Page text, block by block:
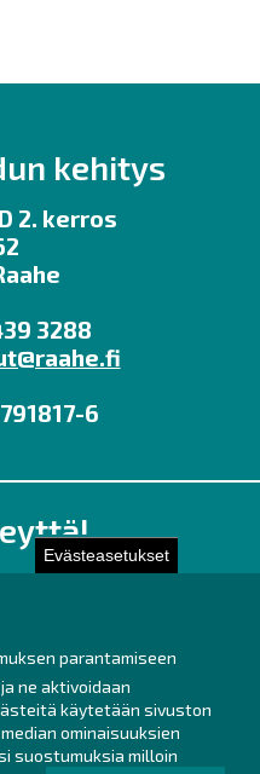
Evästeasetukset
parantamiseen
ne aktivoidaan
käytetään sivuston
ominaisuuksien
suostumuksia milloin
kehitys
2. kerros
3288
6